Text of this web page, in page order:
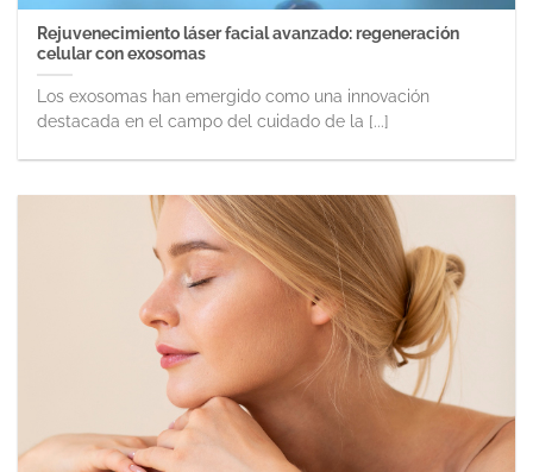
Rejuvenecimiento láser facial avanzado: regeneración
celular con exosomas
Los exosomas han emergido como una innovación
destacada en el campo del cuidado de la [...]